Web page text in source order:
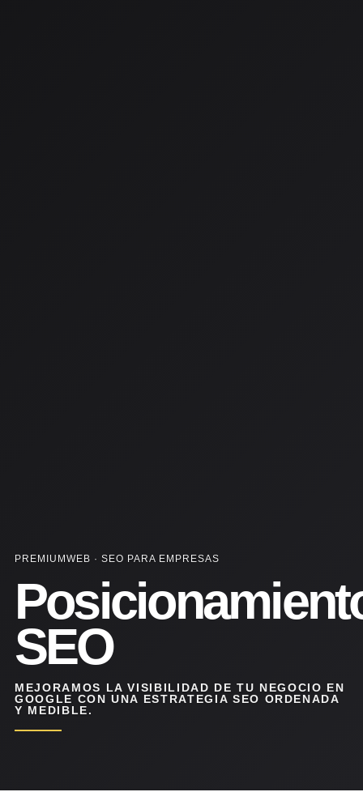
PREMIUMWEB · SEO PARA EMPRESAS
SEO
MEJORAMOS LA VISIBILIDAD DE TU NEGOCIO EN
GOOGLE CON UNA ESTRATEGIA SEO ORDENADA
Y MEDIBLE.